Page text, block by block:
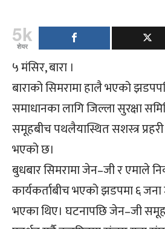
5k
शेयर
५ मंसिर, बारा ।
बाराको सिमरामा हालै भएको
समाधानका लागि जिल्ला सुरक्षा
समूहबीच पथलैयास्थित सशस्त्र प्रहरी
भएको छ।
बुधबार सिमरामा जेन–जी र एमाले
कार्यकर्ताबीच भएको झडपमा ६
भएका थिए। घटनापछि जेन–जी